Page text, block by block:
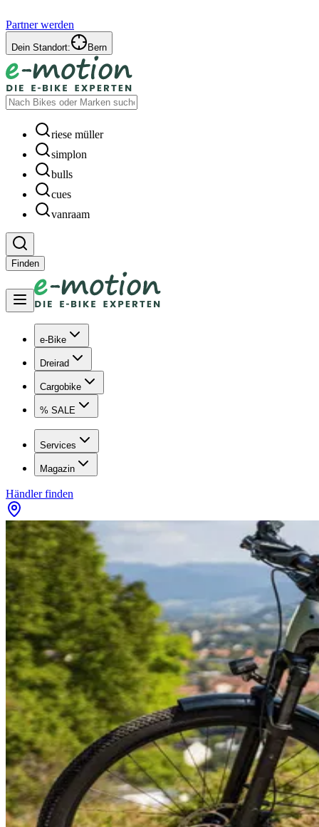
Partner werden
Dein Standort: Bern
riese müller
simplon
bulls
cues
vanraam
Finden
e-Bike
Dreirad
Cargobike
% SALE
Services
Magazin
Händler finden